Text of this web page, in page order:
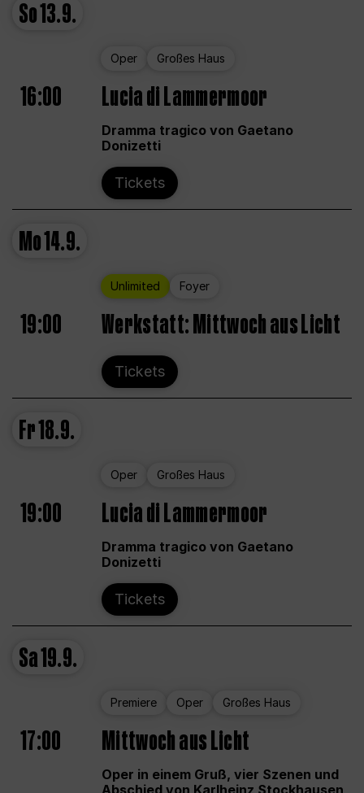
So13.9.
Oper Großes Haus
16:00 Lucia di Lammermoor
Dramma tragico von Gaetano
Donizetti
Tickets
Mo14.9.
Unlimited Foyer
19:00 Werkstatt: Mittwoch aus Licht
Tickets
Fr18.9.
Oper Großes Haus
19:00 Lucia di Lammermoor
Dramma tragico von Gaetano
Donizetti
Tickets
Sa19.9.
Premiere Oper Großes Haus
17:00 Mittwoch aus Licht
Oper in einem Gruß, vier Szenen und
Abschied von Karlheinz Stockhausen